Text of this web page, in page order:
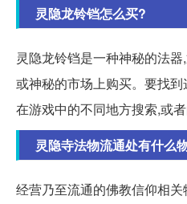
灵隐龙铃铛怎么买?
灵隐龙铃铛是一种神秘的法
或神秘的市场上购买。要找
在游戏中的不同地方搜索,或
灵隐寺法物流通处有什么
经营乃至流通的佛教信仰相